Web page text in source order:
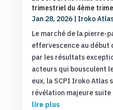
trimestriel du 4ème
Jan 28, 2026| Iroko
Le marché de la pierre-
effervescence au début
par les résultats
acteurs qui bousculent
eux, la SCPI Iroko Atlas
révélation majeure
lire plus